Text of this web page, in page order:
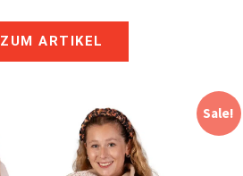
ZUM ARTIKEL
Sale!